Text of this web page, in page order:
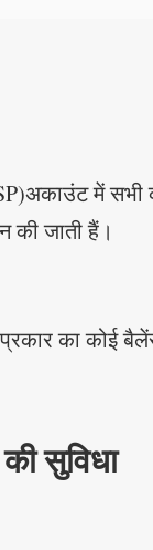
में सभी
की जाती हैं।
प्रकार का कोई
सुविधा